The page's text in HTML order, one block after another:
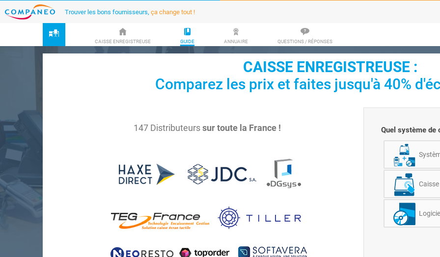
Trouver les bons fournisseurs, ça change tout !
CAISSE ENREGISTREUSE GUIDE ANNUAIRE QUESTIONS / RÉPONSES
CAISSE ENREGISTREUSE:
Comparez les prix et faites jusqu'à 40%
147 Distributeurssur toute la France ! Quel système de